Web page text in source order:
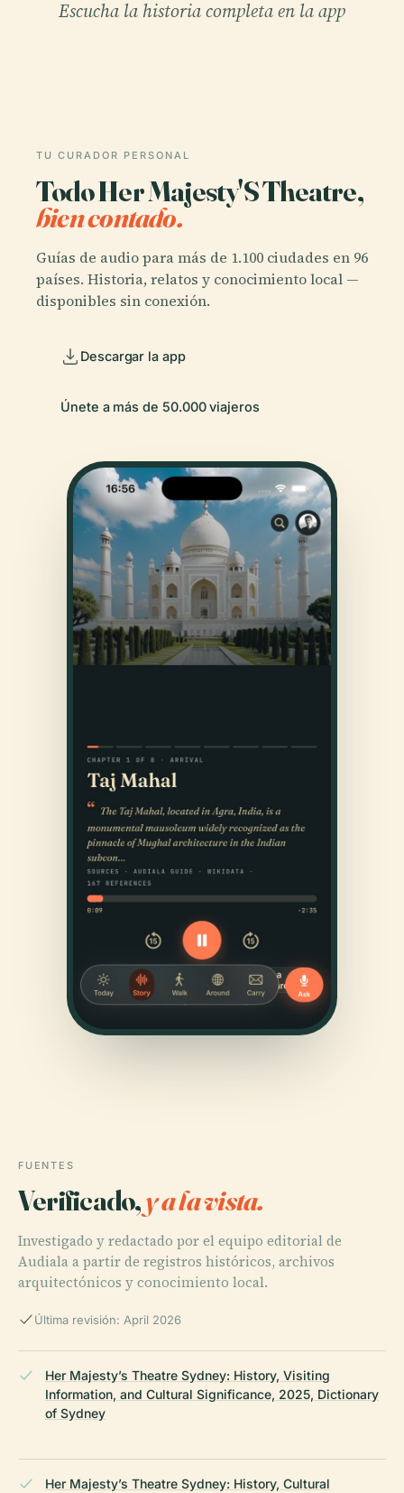
Escucha la historia completa en la app
TU CURADOR PERSONAL
Todo Her Majesty'S Theatre,
bien contado.
Guías de audio para más de 1.100 ciudades en 96
países. Historia, relatos y conocimiento local —
disponibles sin conexión.
Descargar la app
Únete a más de 50.000 viajeros
FUENTES
Verificado,y a la vista.
Investigado y redactado por el equipo editorial de
Audiala a partir de registros históricos, archivos
arquitectónicos y conocimiento local.
Última revisión: April 2026
Her Majesty’s Theatre Sydney: History, Visiting
Information, and Cultural Significance, 2025, Dictionary
of Sydney
Her Majesty’s Theatre Sydney: History, Cultural